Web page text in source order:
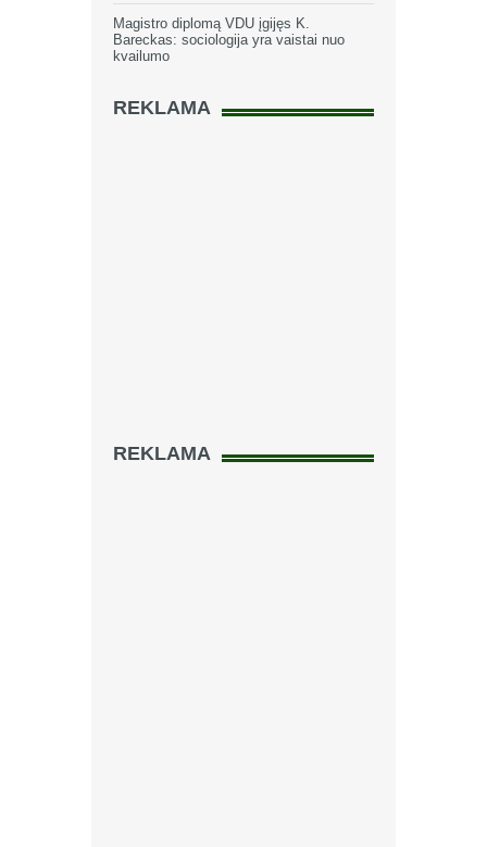
Magistro diplomą VDU įgijęs K.
Bareckas: sociologija yra vaistai nuo
kvailumo
REKLAMA
REKLAMA